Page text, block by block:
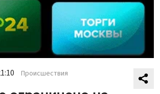
Происшествия